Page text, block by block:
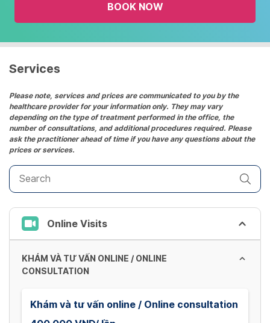
and
date.
the
question
mark
key
to
get
the
keyboard
shortcuts
for
changing
dates.
BOOK NOW
Services
Please note, services and prices are communicated to you by the
healthcare provider for your information only. They may vary
depending on the type of treatment performed in the office, the
number of consultations, and additional procedures required. Please
ask the practitioner ahead of time if you have any questions about the
prices or services.
Online Visits
KHÁM VÀ TƯ VẤN ONLINE / ONLINE
CONSULTATION
Khám và tư vấn online / Online consultation